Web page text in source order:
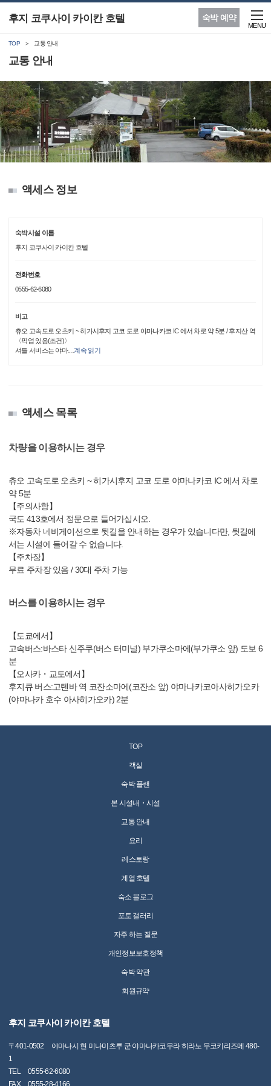
숙박 예약
후지 코쿠사이 카이칸 호텔
MENU
TOP 교통 안내
교통 안내
액세스 정보
숙박시설 이름
후지 코쿠사이 카이칸 호텔
전화번호
0555-62-6080
비고
츄오 고속도로 오츠키 ~ 히가시후지 고코 도로 야마나카코 IC 에서 차로 약 5분 / 후지산 역
〈픽업 있음(조건)〉
셔틀 서비스는 야마… 계속 읽기
액세스 목록
차량을 이용하시는 경우
츄오 고속도로 오츠키 ~ 히가시후지 고코 도로 야마나카코 IC 에서 차로
약 5분
【주의사항】
국도 413호에서 정문으로 들어가십시오.
※자동차 네비게이션으로 뒷길을 안내하는 경우가 있습니다만, 뒷길에
서는 시설에 들어갈 수 없습니다.
【주차장】
무료 주차장 있음 / 30대 주차 가능
버스를 이용하시는 경우
【도쿄에서】
고속버스:바스타 신주쿠(버스 터미널) 부가쿠소마에(부가쿠소 앞) 도보 6
분
【오사카・교토에서】
후지큐 버스:고텐바 역 코잔소마에(코잔소 앞) 야마나카코아사히가오카
(야마나카 호수 아사히가오카) 2분
TOP
객실
숙박 플랜
본 시설내・시설
교통 안내
요리
레스토랑
계열 호텔
숙소 블로그
포토 갤러리
자주 하는 질문
개인정보보호정책
숙박 약관
회원규약
후지 코쿠사이 카이칸 호텔
〒401-0502
야마나시 현 미나미츠루 군 야마나카코무라 히라노 무코키리즈메 480-
1
TEL
0555-62-6080